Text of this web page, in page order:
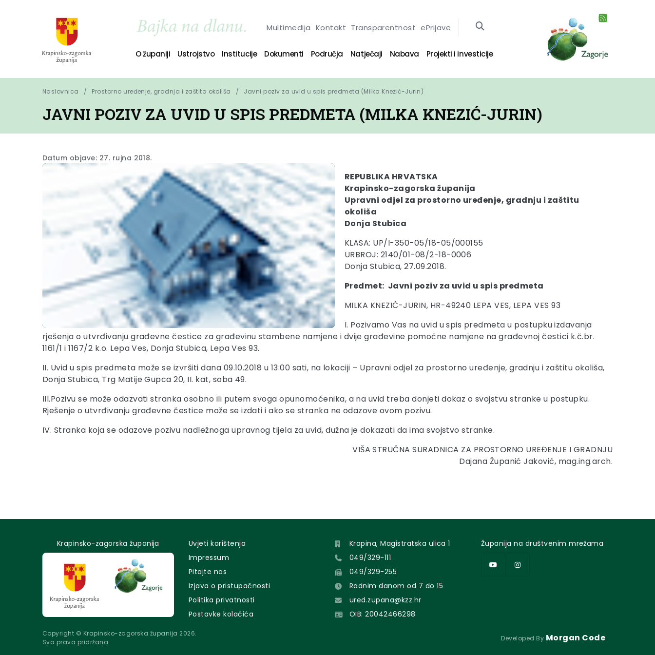
Multimedija Kontakt Transparentnost ePrijave
O županiji Ustrojstvo Institucije Dokumenti Područja Natječaji Nabava Projekti i investicije
Naslovnica Prostorno uređenje, gradnja i zaštita okoliša Javni poziv za uvid u spis predmeta (Milka Knezić-Jurin)
JAVNI POZIV ZA UVID U SPIS PREDMETA (MILKA KNEZIĆ-JURIN)
Datum objave: 27. rujna 2018.
REPUBLIKA HRVATSKA
Krapinsko-zagorska županija
Upravni odjel za prostorno uređenje, gradnju i zaštitu
okoliša
Donja Stubica
KLASA: UP/I-350-05/18-05/000155
URBROJ: 2140/01-08/2-18-0006
Donja Stubica, 27.09.2018.
Predmet: Javni poziv za uvid u spis predmeta
MILKA KNEZIĆ-JURIN, HR-49240 LEPA VES, LEPA VES 93
I. Pozivamo Vas na uvid u spis predmeta u postupku izdavanja
rješenja o utvrđivanju građevne čestice za građevinu stambene namjene i dvije građevine pomoćne namjene na građevnoj čestici k.č.br.
1161/1 i 1167/2 k.o. Lepa Ves, Donja Stubica, Lepa Ves 93.
II. Uvid u spis predmeta može se izvršiti dana 09.10.2018 u 13:00 sati, na lokaciji – Upravni odjel za prostorno uređenje, gradnju i zaštitu okoliša,
Donja Stubica, Trg Matije Gupca 20, II. kat, soba 49.
III.Pozivu se može odazvati stranka osobno ili putem svoga opunomoćenika, a na uvid treba donjeti dokaz o svojstvu stranke u postupku.
Rješenje o utvrđivanju građevne čestice može se izdati i ako se stranka ne odazove ovom pozivu.
IV. Stranka koja se odazove pozivu nadležnoga upravnog tijela za uvid, dužna je dokazati da ima svojstvo stranke.
VIŠA STRUČNA SURADNICA ZA PROSTORNO UREĐENJE I GRADNJU
Dajana Županić Jaković, mag.ing.arch.
Krapinsko-zagorska županija
Uvjeti korištenja
Impressum
Pitajte nas
Izjava o pristupačnosti
Politika privatnosti
Postavke kolačića
Krapina, Magistratska ulica 1
049/329-111
049/329-255
Radnim danom od 7 do 15
ured.zupana@kzz.hr
OIB: 20042466298
Županija na društvenim mrežama
Copyright © Krapinsko-zagorska županija 2026.
Sva prava pridržana.
Developed By Morgan Code